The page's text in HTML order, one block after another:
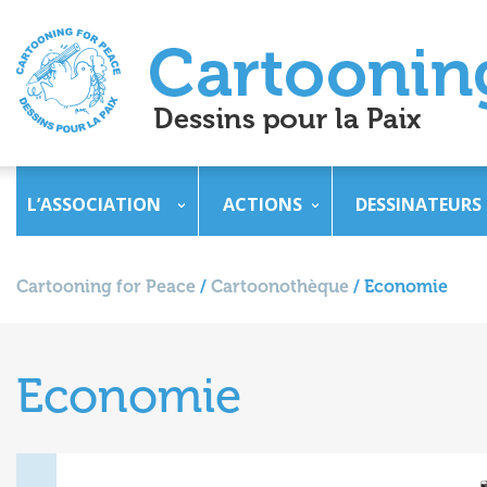
L’ASSOCIATION ACTIONS DESSINATEURS
Cartooning for Peace / Cartoonothèque / Economie
Economie